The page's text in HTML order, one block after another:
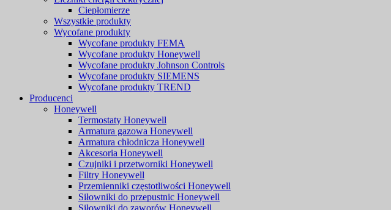
Ciepłomierze
Wszystkie produkty
Wycofane produkty
Wycofane produkty FEMA
Wycofane produkty Honeywell
Wycofane produkty Johnson Controls
Wycofane produkty SIEMENS
Wycofane produkty TREND
Producenci
Honeywell
Termostaty Honeywell
Armatura gazowa Honeywell
Armatura chłodnicza Honeywell
Akcesoria Honeywell
Czujniki i przetworniki Honeywell
Filtry Honeywell
Przemienniki częstotliwości Honeywell
Siłowniki do przepustnic Honeywell
Siłowniki do zaworów Honeywell